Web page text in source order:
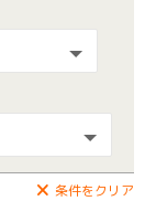
条件をクリア